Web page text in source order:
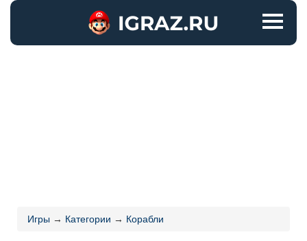
Игры → Категории → Корабли